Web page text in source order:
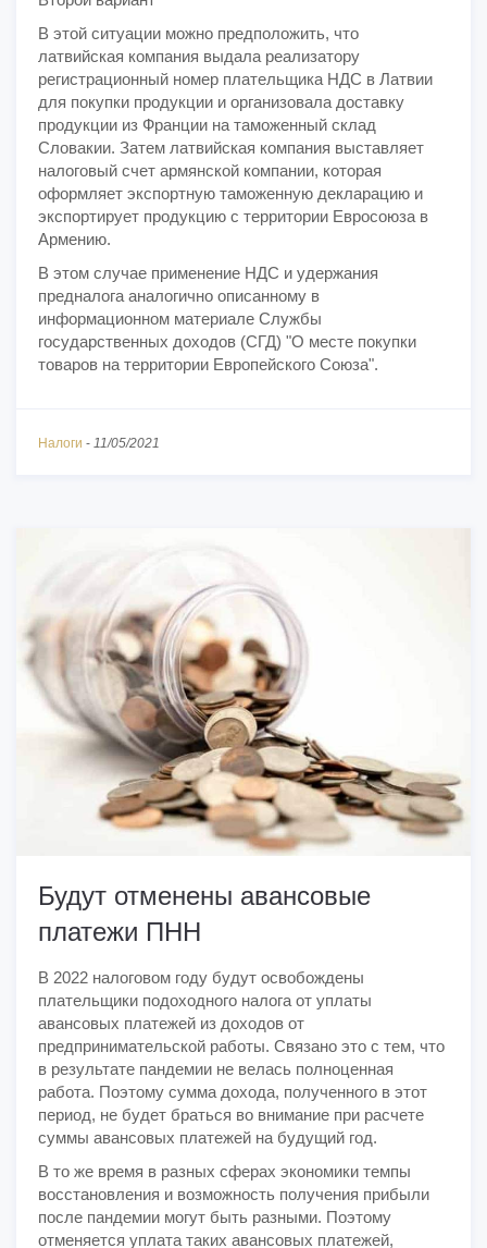
В этой ситуации можно предположить, что
латвийская компания выдала реализатору
регистрационный номер плательщика НДС в Латвии
для покупки продукции и организовала доставку
продукции из Франции на таможенный склад
Словакии. Затем латвийская компания выставляет
налоговый счет армянской компании, которая
оформляет экспортную таможенную декларацию и
экспортирует продукцию с территории Евросоюза в
Армению.
В этом случае применение НДС и удержания
предналога аналогично описанному в
информационном материале Службы
государственных доходов (СГД) "О месте покупки
товаров на территории Европейского Союза".
Налоги - 11/05/2021
Будут отменены авансовые
платежи ПНН
В 2022 налоговом году будут освобождены
плательщики подоходного налога от уплаты
авансовых платежей из доходов от
предпринимательской работы. Связано это с тем, что
в результате пандемии не велась полноценная
работа. Поэтому сумма дохода, полученного в этот
период, не будет браться во внимание при расчете
суммы авансовых платежей на будущий год.
В то же время в разных сферах экономики темпы
восстановления и возможность получения прибыли
после пандемии могут быть разными. Поэтому
отменяется уплата таких авансовых платежей,